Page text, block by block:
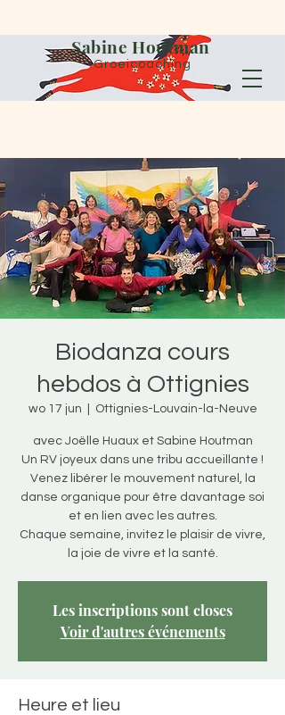
Sabine Houtman
Groeicoaching
Biodanza cours
hebdos à Ottignies
wo 17 jun Ottignies-Louvain-la-Neuve
avec Joëlle Huaux et Sabine Houtman
Un RV joyeux dans une tribu accueillante !
Venez libérer le mouvement naturel, la
danse organique pour être davantage soi
et en lien avec les autres.
Chaque semaine, invitez le plaisir de vivre,
la joie de vivre et la santé.
Les inscriptions sont closes
Voir d'autres événements
Heure et lieu